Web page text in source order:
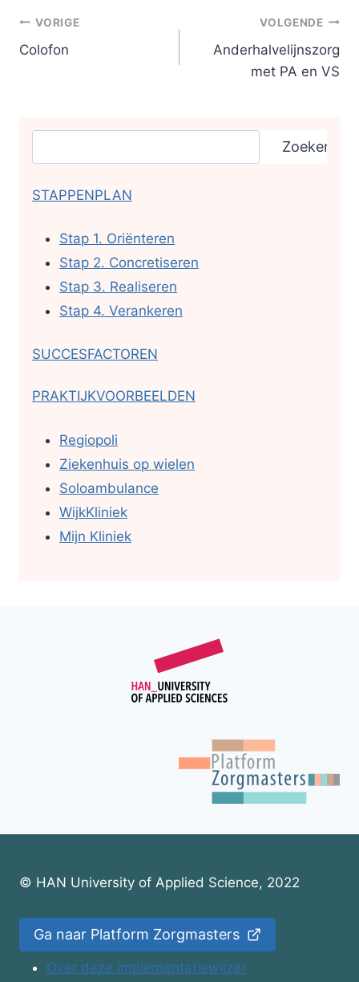
VORIGE
Colofon
VOLGENDE
Anderhalvelijnszorg
met PA en VS
Zoeken
STAPPENPLAN
Stap 1. Oriënteren
Stap 2. Concretiseren
Stap 3. Realiseren
Stap 4. Verankeren
SUCCESFACTOREN
PRAKTIJKVOORBEELDEN
Regiopoli
Ziekenhuis op wielen
Soloambulance
WijkKliniek
Mijn Kliniek
© HAN University of Applied Science, 2022
Ga naar Platform Zorgmasters
Over deze implementatiewijzer